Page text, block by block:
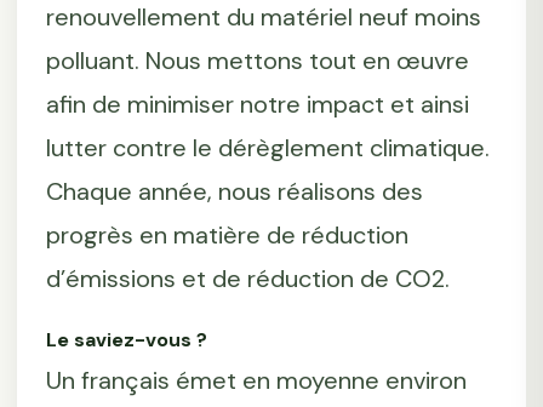
renouvellement du matériel neuf moins
polluant. Nous mettons tout en œuvre
afin de minimiser notre impact et ainsi
lutter contre le dérèglement climatique.
Chaque année, nous réalisons des
progrès en matière de réduction
d’émissions et de réduction de CO2.
Le saviez-vous ?
Un français émet en moyenne environ